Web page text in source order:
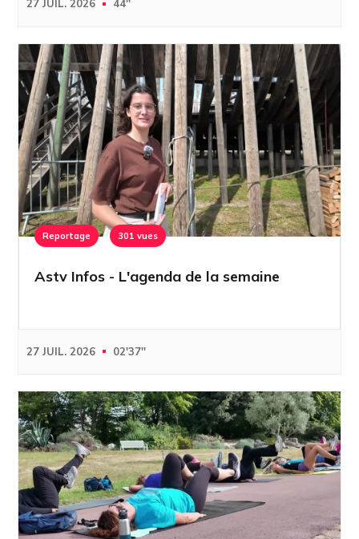
27 JUIL. 2026 44''
Reportage 301 vues
Astv Infos - L'agenda de la semaine
27 JUIL. 2026 02'37''